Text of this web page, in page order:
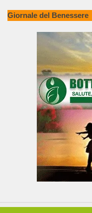
Giornale del Benessere